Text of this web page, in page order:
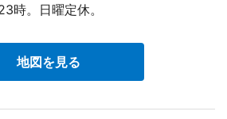
時。日曜定休。
地図を見る